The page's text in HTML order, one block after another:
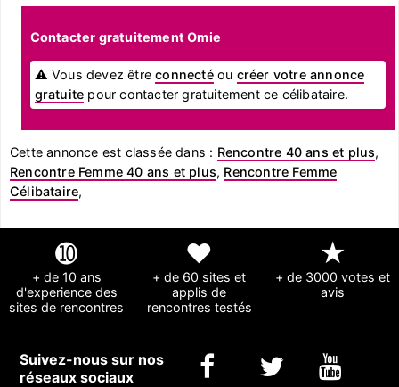
Contacter gratuitement Omie
⚠ Vous devez êtreconnectéou créer votre annonce
gratuite pour contacter gratuitement ce célibataire.
Cette annonce est classée dans : Rencontre 40 ans et plus,
Rencontre Femme 40 ans et plus, Rencontre Femme
Célibataire,
➓
+ de 10 ans
d'experience des
sites de rencontres
❤
+ de 60 sites et
applis de
rencontres testés
★
+ de 3000 votes et
avis
Suivez-nous sur nos
réseaux sociaux